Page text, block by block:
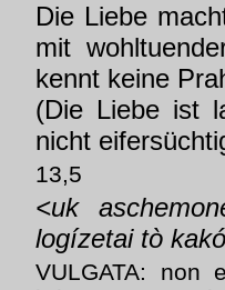
Die Liebe
mit
kennt keine
(Die Liebe ist
nicht
13,5
<uk
logízetai tò
VULGATA: